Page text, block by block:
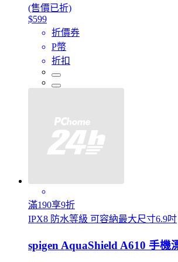
(售價已折)
$599
折價券
P幣
折扣
滿190享9折
IPX8 防水等級 可容納最大尺寸6.9吋
spigen AquaShield A610 手機